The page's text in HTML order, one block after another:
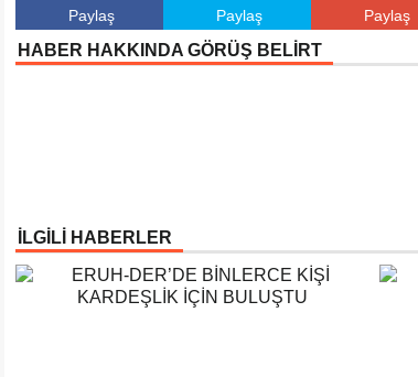
Paylaş Paylaş Paylaş
HABER HAKKINDA GÖRÜŞ BELİRT
İLGİLİ HABERLER